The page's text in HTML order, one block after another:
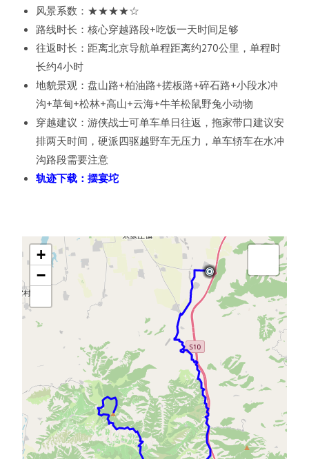
风景系数：★★★★☆
路线时长：核心穿越路段+吃饭一天时间足够
往返时长：距离北京导航单程距离约270公里，单程时
长约4小时
地貌景观：盘山路+柏油路+搓板路+碎石路+小段水冲
沟+草甸+松林+高山+云海+牛羊松鼠野兔小动物
穿越建议：游侠战士可单车单日往返，拖家带口建议安
排两天时间，硬派四驱越野车无压力，单车轿车在水冲
沟路段需要注意
轨迹下载：摆宴坨
+
−